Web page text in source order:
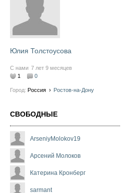
Юлия Толстоусова
С нами 7 лет 9 месяцев
1
0
Город: Россия › Ростов-на-Дону
СВОБОДНЫЕ
ArseniyMolokov19
Арсений Молоков
Катерина Кронберг
sarmant